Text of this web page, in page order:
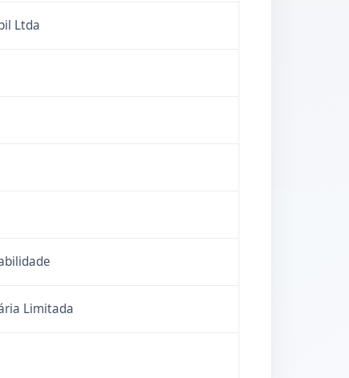
Ltda
Limitada